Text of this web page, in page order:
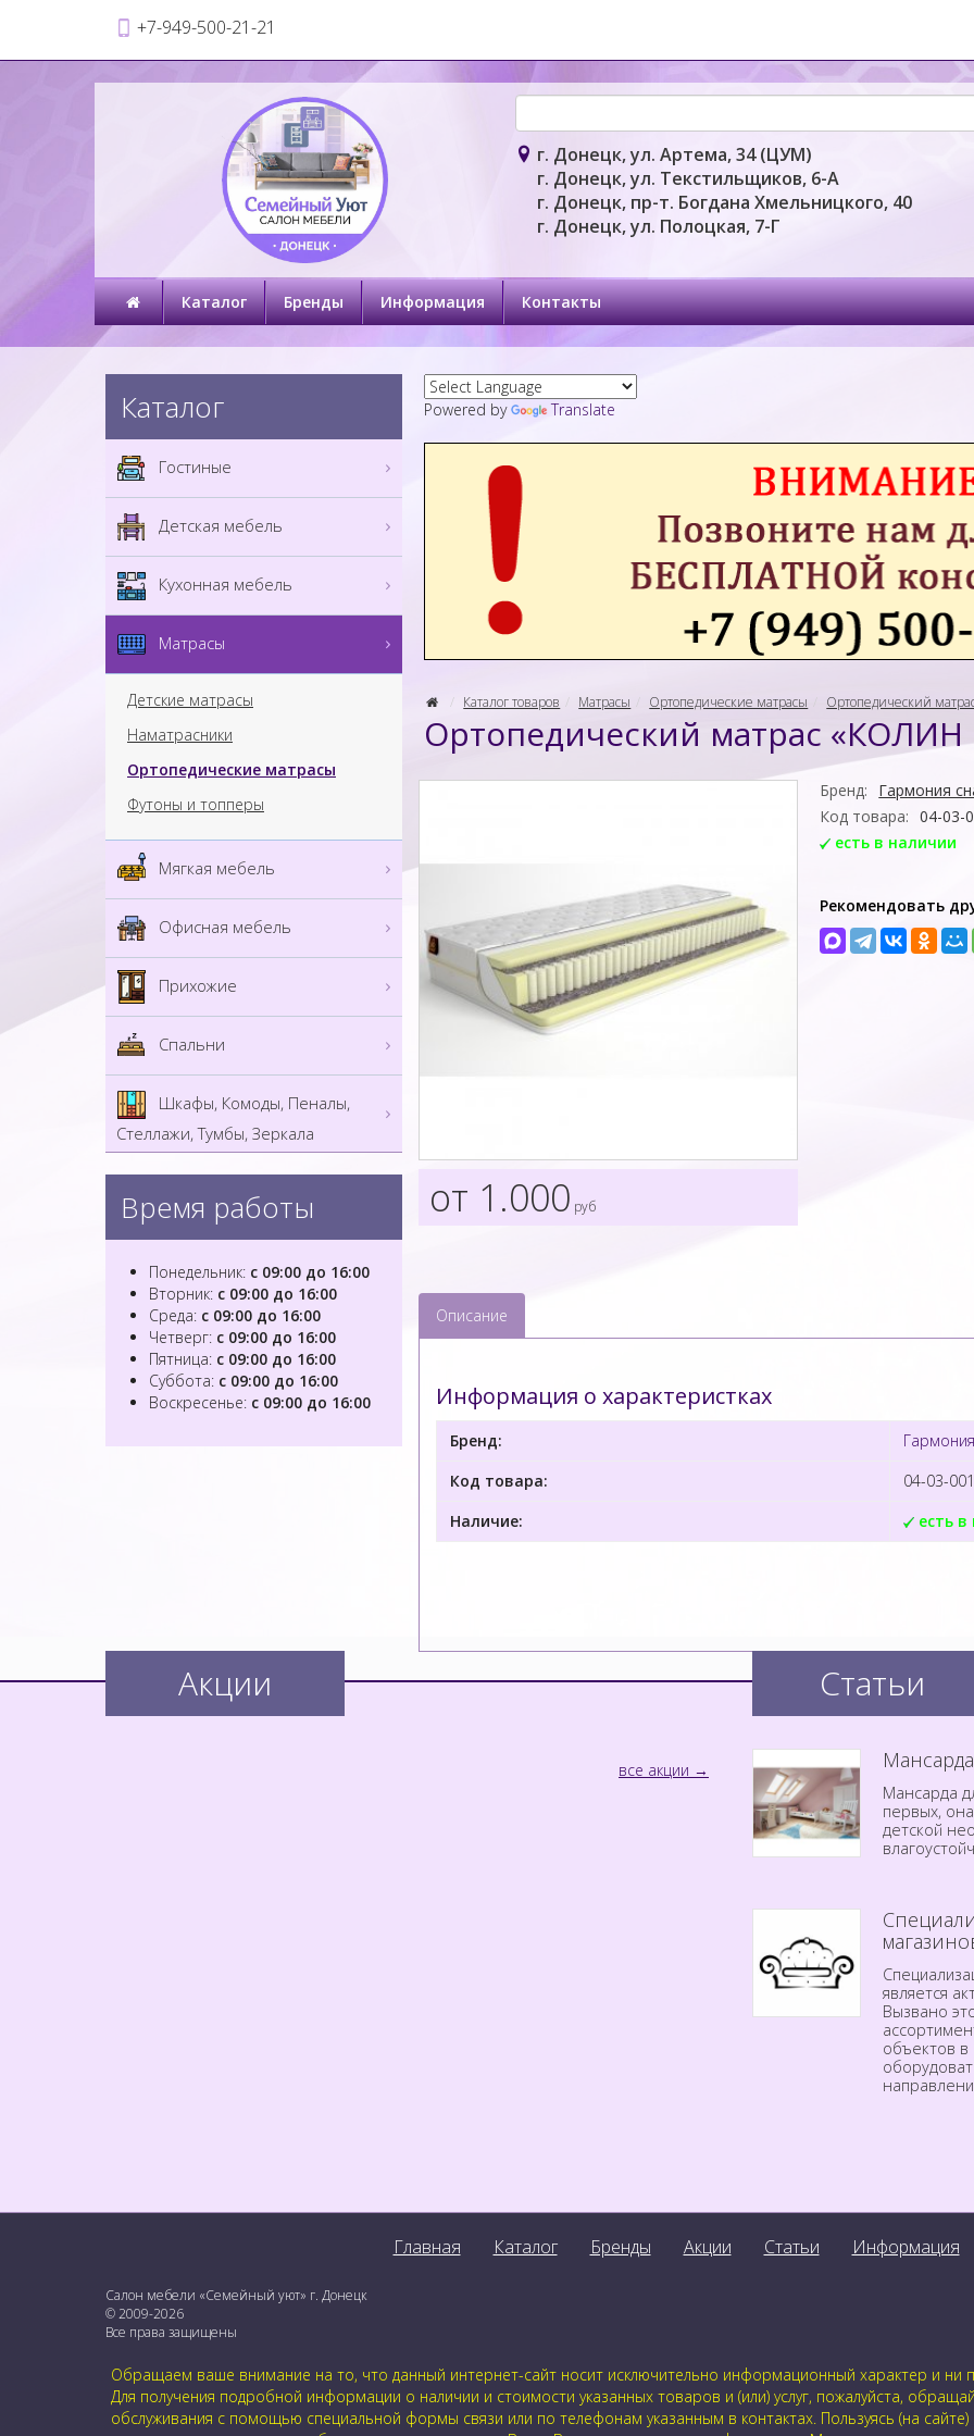
+7-949-500-21-21
г. Донецк, ул. Артема, 34 (ЦУМ)
г. Донецк, ул. Текстильщиков, 6-А
г. Донецк, пр-т. Богдана Хмельницкого, 40
г. Донецк, ул. Полоцкая, 7-Г
Каталог Бренды Информация Контакты
Powered by Translate
Каталог товаров Матрасы Ортопедические матрасы Ортопедический
Ортопедический матрас
от 1.000 руб
Бренд:
Гармония
Код товара: 04-03-
есть в наличии
Рекомендовать
Описание
Информация о характеристках
Бренд:
Код товара:
04-03-
Наличие:
есть
Каталог
Гостиные
Детская мебель
Кухонная мебель
Матрасы
Детские матрасы
Наматрасники
Ортопедические матрасы
Футоны и топперы
Мягкая мебель
Офисная мебель
Прихожие
Спальни
Шкафы, Комоды, Пеналы,
Стеллажи, Тумбы, Зеркала
Время работы
Понедельник: с 09:00 до 16:00
Вторник: с 09:00 до 16:00
Среда: с 09:00 до 16:00
Четверг: с 09:00 до 16:00
Пятница: с 09:00 до 16:00
Суббота: с 09:00 до 16:00
Воскресенье: с 09:00 до 16:00
Акции
все акции
Статьи
Мансарда
первых,
детской
является
Вызвано
объектов
Главная Каталог Бренды Акции Статьи Информация
Салон мебели «Семейный уют» г. Донецк
© 2009-2026
Все права защищены
Обращаем ваше внимание на то, что данный интернет-сайт носит исключительно информационный характер и ни
Для получения подробной информации о наличии и стоимости указанных товаров и (или) услуг, пожалуйста,
обслуживания с помощью специальной формы связи или по телефонам указанным в контактах. Пользуясь (на